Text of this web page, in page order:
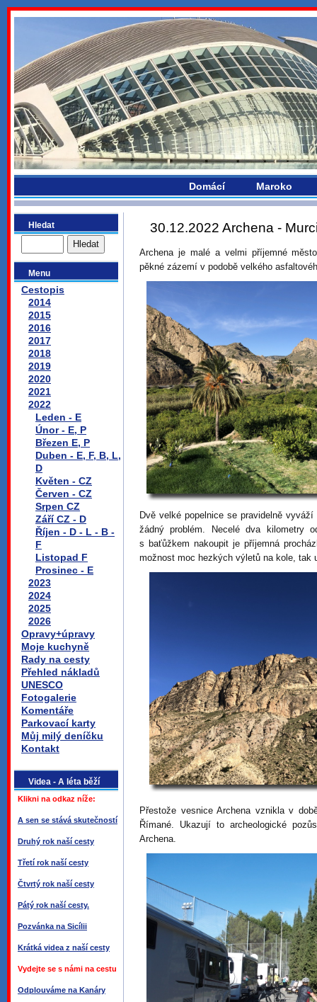
bydlikemevropou.com
Domácí Maroko
Hledat
Menu
Cestopis
2014
2015
2016
2017
2018
2019
2020
2021
2022
Leden - E
Únor - E, P
Březen E, P
Duben - E, F, B, L,
D
Květen - CZ
Červen - CZ
Srpen CZ
Září CZ - D
Říjen - D - L - B -
F
Listopad F
Prosinec - E
2023
2024
2025
2026
Opravy+úpravy
Moje kuchyně
Rady na cesty
Přehled nákladů
UNESCO
Fotogalerie
Komentáře
Parkovací karty
Můj milý deníčku
Kontakt
Videa - A léta běží
Klikni na odkaz níže:
A sen se stává skutečností
Druhý rok naší cesty
Třetí rok naší cesty
Čtvrtý rok naší cesty
Pátý rok naší cesty.
Pozvánka na Sicílii
Krátká videa z naší cesty
Vydejte se s námi na cestu
Odplouváme na Kanáry
30.12.2022 Archena -
Archena je malé a velmi příjemné
pěkné zázemí v podobě velkého
Dvě velké popelnice se pravidelně
žádný problém. Necelé dva
s baťůžkem nakoupit je příjemná
možnost moc hezkých výletů na kole, tak
Přestože vesnice Archena vznikla v
Římané. Ukazují to archeologické
Archena.